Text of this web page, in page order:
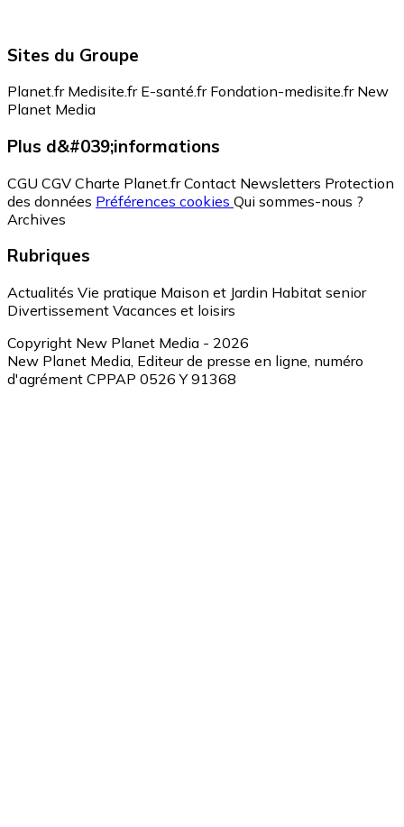
Sites du Groupe
Planet.fr Medisite.fr E-santé.fr Fondation-medisite.fr New
Planet Media
Plus d&#039;informations
CGU CGV Charte Planet.fr Contact Newsletters Protection
des données Préférences cookies Qui sommes-nous ?
Archives
Rubriques
Actualités Vie pratique Maison et Jardin Habitat senior
Divertissement Vacances et loisirs
Copyright New Planet Media - 2026
New Planet Media, Editeur de presse en ligne, numéro
d'agrément CPPAP 0526 Y 91368